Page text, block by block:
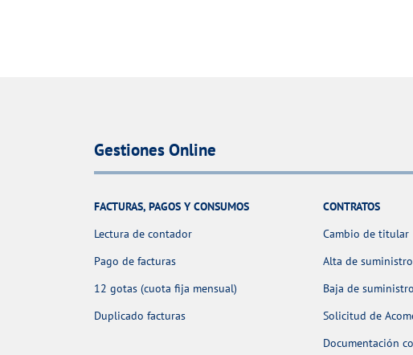
Gestiones Online
FACTURAS, PAGOS Y CONSUMOS
Lectura de contador
Pago de facturas
12 gotas (cuota fija mensual)
Duplicado facturas
CONTRATOS
Cambio de titular
Alta de suministro
Baja de suministro
Solicitud de
Documentación